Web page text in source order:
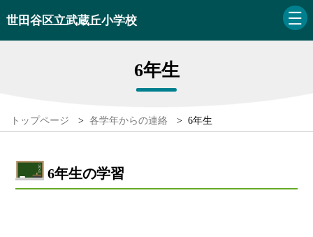
世田谷区立武蔵丘小学校
6年生
トップページ > 各学年からの連絡 > 6年生
6年生の学習